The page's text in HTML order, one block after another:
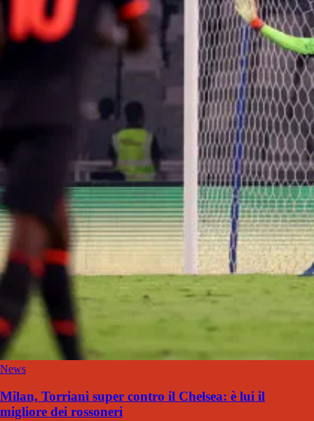
News
Milan, Torriani super contro il Chelsea: è lui il
migliore dei rossoneri